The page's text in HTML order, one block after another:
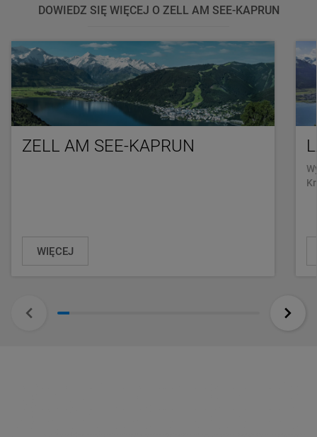
DOWIEDZ SIĘ WIĘCEJ O ZELL AM SEE-KAPRUN
ZELL AM SEE-KAPRUN
WIĘCEJ